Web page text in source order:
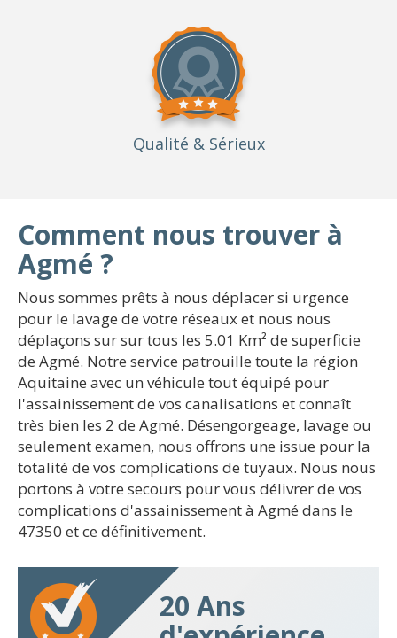
Qualité & Sérieux
Comment nous trouver à
Agmé ?
Nous sommes prêts à nous déplacer si urgence
pour le lavage de votre réseaux et nous nous
déplaçons sur sur tous les 5.01 Km² de superficie
de Agmé. Notre service patrouille toute la région
Aquitaine avec un véhicule tout équipé pour
l'assainissement de vos canalisations et connaît
très bien les 2 de Agmé. Désengorgeage, lavage ou
seulement examen, nous offrons une issue pour la
totalité de vos complications de tuyaux. Nous nous
portons à votre secours pour vous délivrer de vos
complications d'assainissement à Agmé dans le
47350 et ce définitivement.
20 Ans